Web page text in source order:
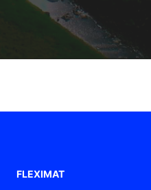
FLEXIMAT